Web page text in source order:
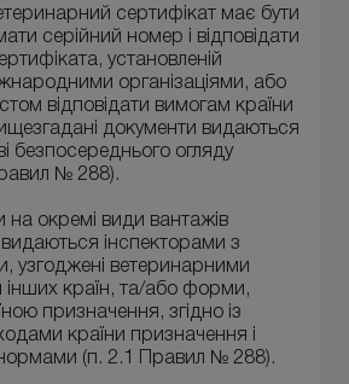
сертифікат має бути
серійний номер і відповідати
установленій
організаціями, або
відповідати вимогам країни
документи видаються
безпосереднього огляду
№ 288).
на окремі види вантажів
інспекторами з
узгоджені ветеринарними
інших країн, та/або форми,
призначення, згідно із
країни призначення і
(п. 2.1 Правил № 288).